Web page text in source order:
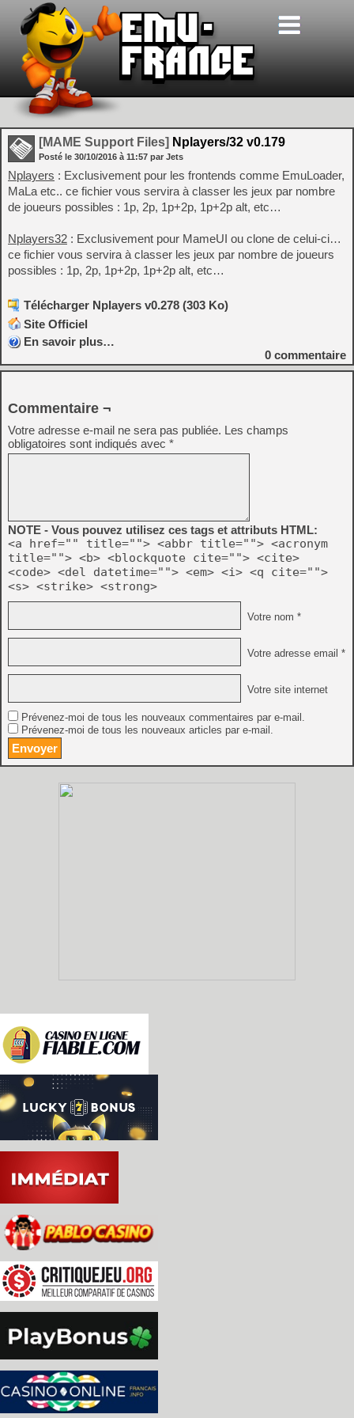
[MAME Support Files] Nplayers/32 v0.179
Posté le 30/10/2016 à 11:57 par Jets
Nplayers : Exclusivement pour les frontends comme EmuLoader,
MaLa etc.. ce fichier vous servira à classer les jeux par nombre
de joueurs possibles : 1p, 2p, 1p+2p, 1p+2p alt, etc…
Nplayers32 : Exclusivement pour MameUI ou clone de celui-ci…
ce fichier vous servira à classer les jeux par nombre de joueurs
possibles : 1p, 2p, 1p+2p, 1p+2p alt, etc…
Télécharger Nplayers v0.278 (303 Ko)
Site Officiel
En savoir plus…
0 commentaire
Commentaire ¬
Votre adresse e-mail ne sera pas publiée. Les champs
obligatoires sont indiqués avec *
NOTE - Vous pouvez utilisez ces tags et attributs HTML:
<a href="" title=""> <abbr title=""> <acronym
title=""> <b> <blockquote cite=""> <cite>
<code> <del datetime=""> <em> <i> <q cite="">
<s> <strike> <strong>
Votre nom *
Votre adresse email *
Votre site internet
Prévenez-moi de tous les nouveaux commentaires par e-mail.
Prévenez-moi de tous les nouveaux articles par e-mail.